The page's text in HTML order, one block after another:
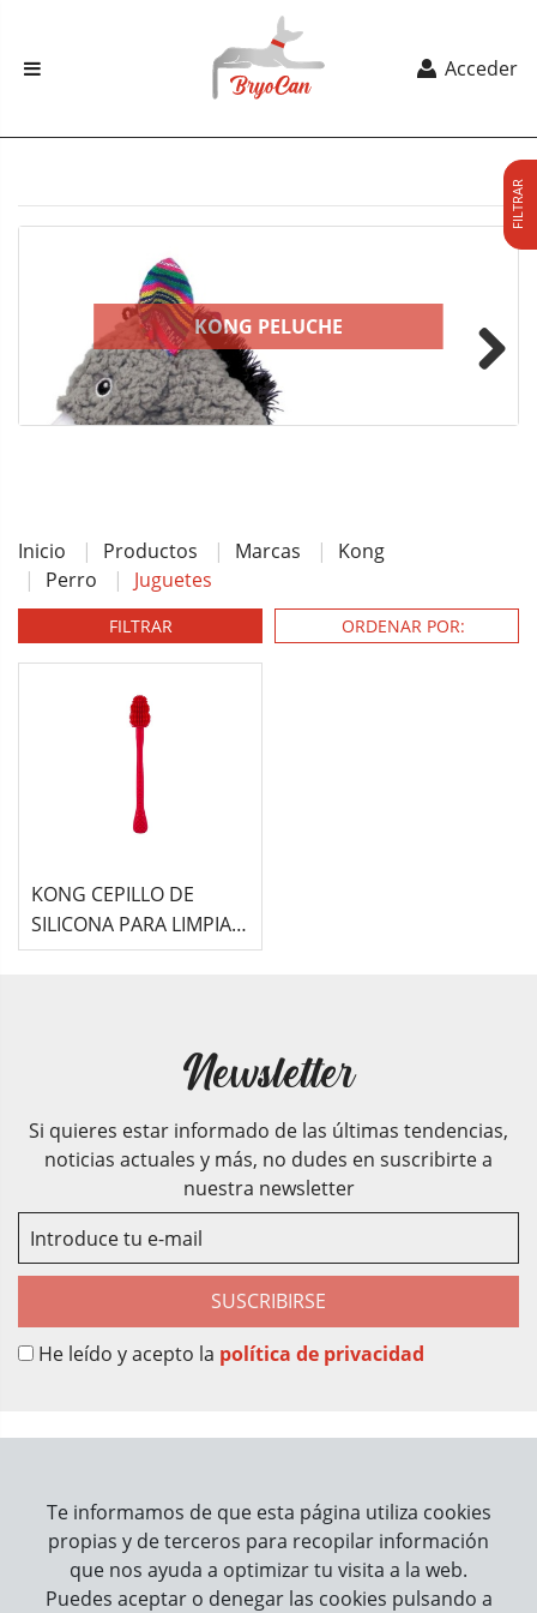
Acceder
KONG PELUCHE
Inicio Productos Marcas
Kong
Perro
Juguetes
FILTRAR
FILTRAR
KONG CEPILLO DE
SILICONA PARA LIMPIAR
KONG CLASSIC
Newsletter
Si quieres estar informado de las últimas tendencias,
noticias actuales y más, no dudes en suscribirte a
nuestra newsletter
SUSCRIBIRSE
He leído y acepto la política de privacidad
Información
Cómo trabajamos
Te informamos de que esta página utiliza cookies
propias y de terceros para recopilar información
que nos ayuda a optimizar tu visita a la web.
Puedes aceptar o denegar las cookies pulsando a